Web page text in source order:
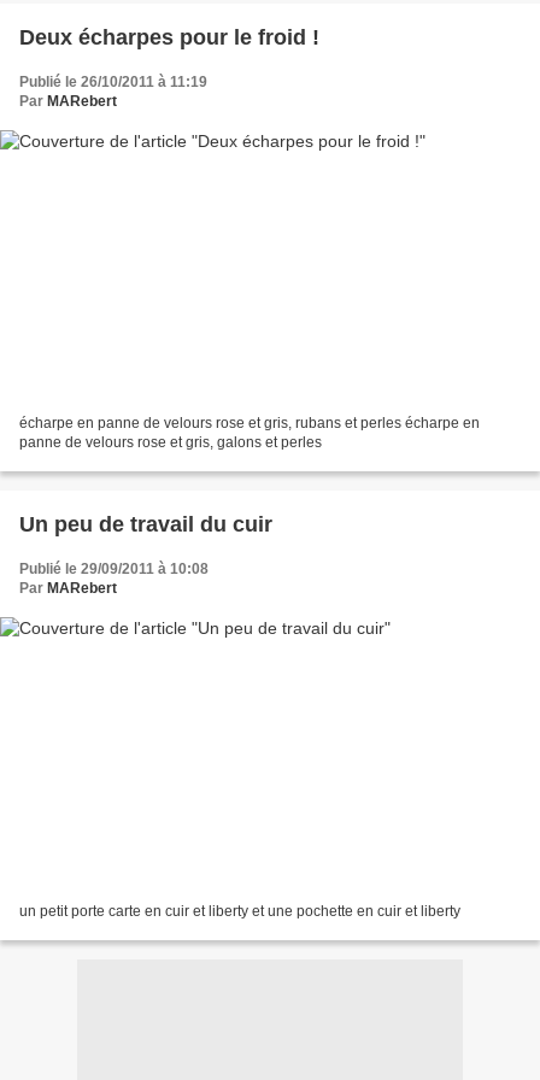
Deux écharpes pour le froid !
Publié le 26/10/2011 à 11:19
Par MARebert
écharpe en panne de velours rose et gris, rubans et perles écharpe en
panne de velours rose et gris, galons et perles
Un peu de travail du cuir
Publié le 29/09/2011 à 10:08
Par MARebert
un petit porte carte en cuir et liberty et une pochette en cuir et liberty